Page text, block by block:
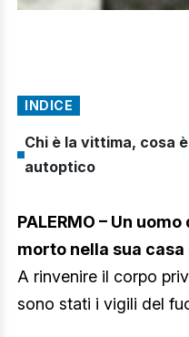
INDICE
Chi è la vittima, cosa
autoptico
PALERMO – Un
morto nella sua
A rinvenire il corpo
sono stati i vigili del